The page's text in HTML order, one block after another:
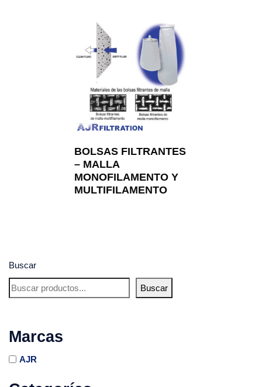
Buscar
Buscar
Marcas
AJR
BOLSAS FILTRANTES
– MALLA
MONOFILAMENTO Y
MULTIFILAMENTO